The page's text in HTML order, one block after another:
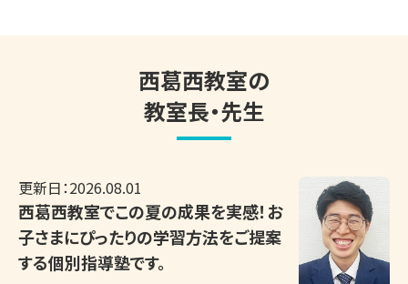
西葛西教室の
教室長・先生
更新日：2026.08.01
西葛西教室でこの夏の成果を実感！お
子さまにぴったりの学習方法をご提案
する個別指導塾です。